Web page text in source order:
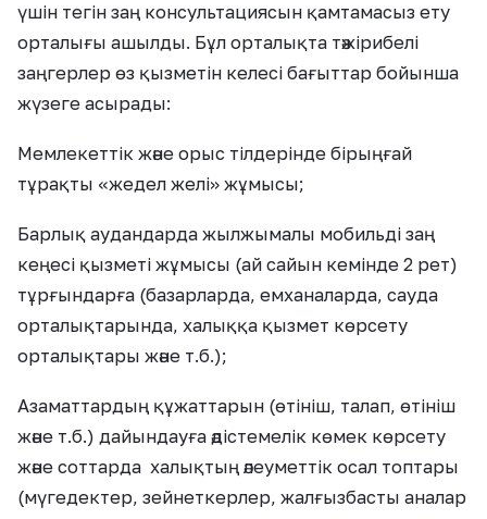
үшін тегін заң консультациясын қамтамасыз ету
орталығы ашылды. Бұл орталықта тәжірибелі
заңгерлер өз қызметін келесі бағыттар бойынша
жүзеге асырады:
Мемлекеттік және орыс тілдерінде бірыңғай
тұрақты «жедел желі» жұмысы;
Барлық аудандарда жылжымалы мобильді заң
кеңесі қызметі жұмысы (ай сайын кемінде 2 рет)
тұрғындарға (базарларда, емханаларда, сауда
орталықтарында, халыққа қызмет көрсету
орталықтары және т.б.);
Азаматтардың құжаттарын (өтініш, талап, өтініш
және т.б.) дайындауға әдістемелік көмек көрсету
және соттарда халықтың әлеуметтік осал топтары
(мүгедектер, зейнеткерлер, жалғызбасты аналар